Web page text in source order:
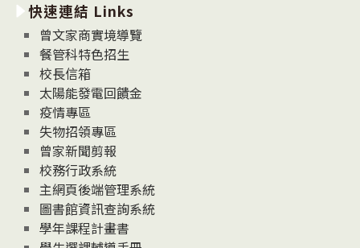
消
息
News
快速連結 Links
曾文家商實境導覽
餐管科特色招生
校長信箱
太陽能發電回饋金
疫情專區
失物招領專區
曾家新聞剪報
校務行政系統
主網頁後端管理系統
圖書館資訊查詢系統
學年課程計畫書